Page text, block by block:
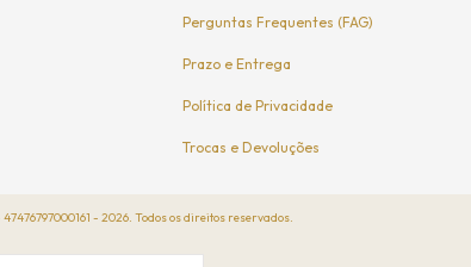
Perguntas Frequentes (FAG)
Prazo e Entrega
Política de Privacidade
Trocas e Devoluções
- 2026. Todos os direitos reservados.